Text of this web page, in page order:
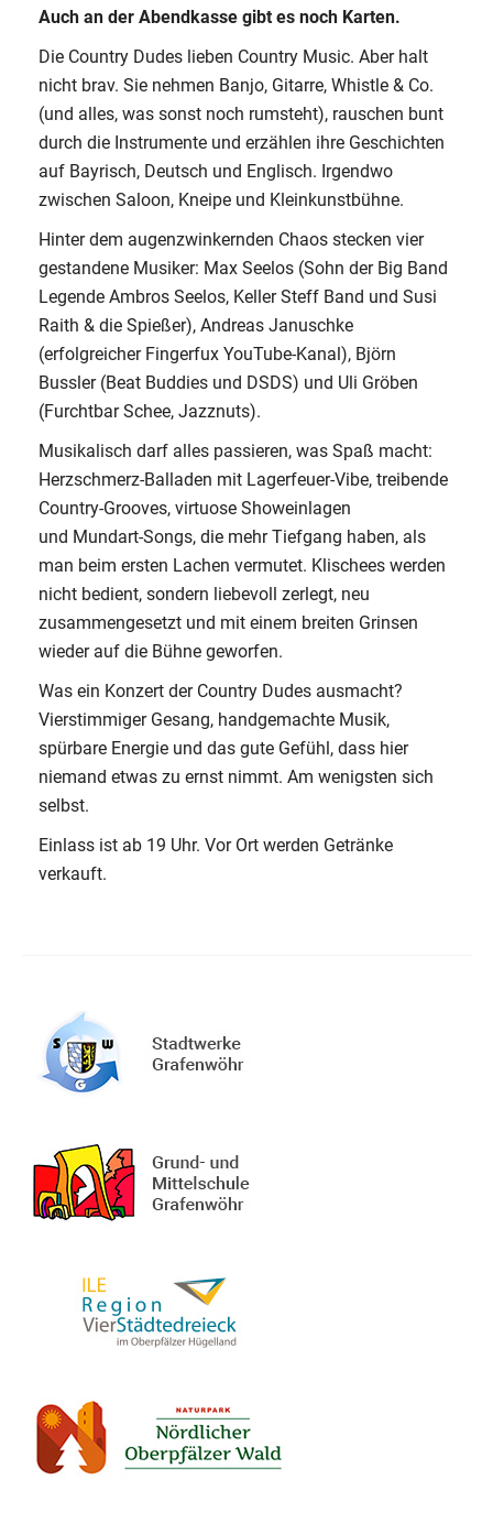
Auch an der Abendkasse gibt es noch Karten.
Die Country Dudes lieben Country Music. Aber halt
nicht brav. Sie nehmen Banjo, Gitarre, Whistle & Co.
(und alles, was sonst noch rumsteht), rauschen bunt
durch die Instrumente und erzählen ihre Geschichten
auf Bayrisch, Deutsch und Englisch. Irgendwo
zwischen Saloon, Kneipe und Kleinkunstbühne.
Hinter dem augenzwinkernden Chaos stecken vier
gestandene Musiker: Max Seelos (Sohn der Big Band
Legende Ambros Seelos, Keller Steff Band und Susi
Raith & die Spießer), Andreas Januschke
(erfolgreicher Fingerfux YouTube-Kanal), Björn
Bussler (Beat Buddies und DSDS) und Uli Gröben
(Furchtbar Schee, Jazznuts).
Musikalisch darf alles passieren, was Spaß macht:
Herzschmerz-Balladen mit Lagerfeuer-Vibe, treibende
Country-Grooves, virtuose Showeinlagen
und Mundart-Songs, die mehr Tiefgang haben, als
man beim ersten Lachen vermutet. Klischees werden
nicht bedient, sondern liebevoll zerlegt, neu
zusammengesetzt und mit einem breiten Grinsen
wieder auf die Bühne geworfen.
Was ein Konzert der Country Dudes ausmacht?
Vierstimmiger Gesang, handgemachte Musik,
spürbare Energie und das gute Gefühl, dass hier
niemand etwas zu ernst nimmt. Am wenigsten sich
selbst.
Einlass ist ab 19 Uhr. Vor Ort werden Getränke
verkauft.